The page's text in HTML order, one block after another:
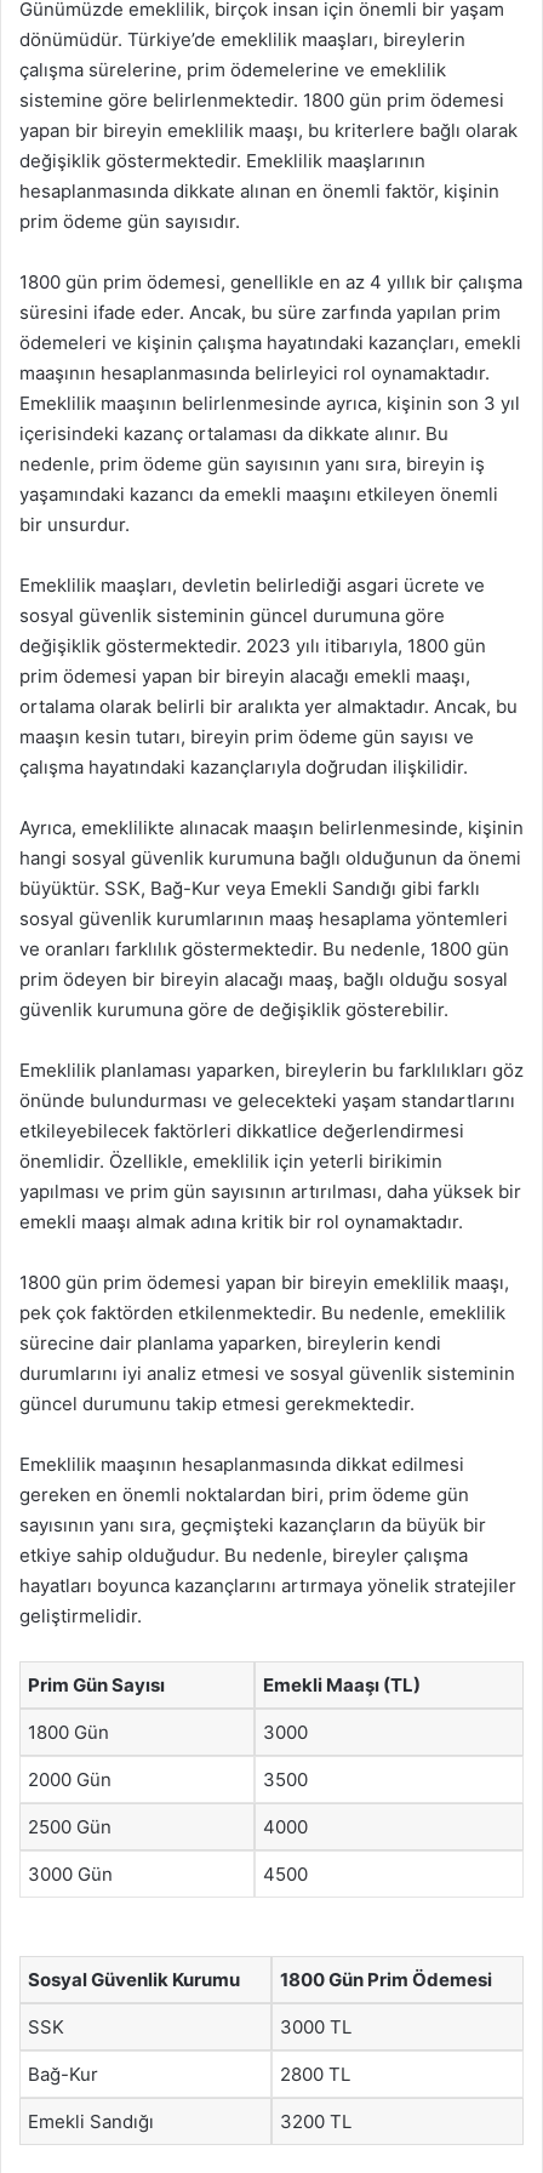
Günümüzde emeklilik, birçok insan için önemli bir yaşam
dönümüdür. Türkiye’de emeklilik maaşları, bireylerin
çalışma sürelerine, prim ödemelerine ve emeklilik
sistemine göre belirlenmektedir. 1800 gün prim ödemesi
yapan bir bireyin emeklilik maaşı, bu kriterlere bağlı olarak
değişiklik göstermektedir. Emeklilik maaşlarının
hesaplanmasında dikkate alınan en önemli faktör, kişinin
prim ödeme gün sayısıdır.
1800 gün prim ödemesi, genellikle en az 4 yıllık bir çalışma
süresini ifade eder. Ancak, bu süre zarfında yapılan prim
ödemeleri ve kişinin çalışma hayatındaki kazançları, emekli
maaşının hesaplanmasında belirleyici rol oynamaktadır.
Emeklilik maaşının belirlenmesinde ayrıca, kişinin son 3 yıl
içerisindeki kazanç ortalaması da dikkate alınır. Bu
nedenle, prim ödeme gün sayısının yanı sıra, bireyin iş
yaşamındaki kazancı da emekli maaşını etkileyen önemli
bir unsurdur.
Emeklilik maaşları, devletin belirlediği asgari ücrete ve
sosyal güvenlik sisteminin güncel durumuna göre
değişiklik göstermektedir. 2023 yılı itibarıyla, 1800 gün
prim ödemesi yapan bir bireyin alacağı emekli maaşı,
ortalama olarak belirli bir aralıkta yer almaktadır. Ancak, bu
maaşın kesin tutarı, bireyin prim ödeme gün sayısı ve
çalışma hayatındaki kazançlarıyla doğrudan ilişkilidir.
Ayrıca, emeklilikte alınacak maaşın belirlenmesinde, kişinin
hangi sosyal güvenlik kurumuna bağlı olduğunun da önemi
büyüktür. SSK, Bağ-Kur veya Emekli Sandığı gibi farklı
sosyal güvenlik kurumlarının maaş hesaplama yöntemleri
ve oranları farklılık göstermektedir. Bu nedenle, 1800 gün
prim ödeyen bir bireyin alacağı maaş, bağlı olduğu sosyal
güvenlik kurumuna göre de değişiklik gösterebilir.
Emeklilik planlaması yaparken, bireylerin bu farklılıkları göz
önünde bulundurması ve gelecekteki yaşam standartlarını
etkileyebilecek faktörleri dikkatlice değerlendirmesi
önemlidir. Özellikle, emeklilik için yeterli birikimin
yapılması ve prim gün sayısının artırılması, daha yüksek bir
emekli maaşı almak adına kritik bir rol oynamaktadır.
1800 gün prim ödemesi yapan bir bireyin emeklilik maaşı,
pek çok faktörden etkilenmektedir. Bu nedenle, emeklilik
sürecine dair planlama yaparken, bireylerin kendi
durumlarını iyi analiz etmesi ve sosyal güvenlik sisteminin
güncel durumunu takip etmesi gerekmektedir.
Emeklilik maaşının hesaplanmasında dikkat edilmesi
gereken en önemli noktalardan biri, prim ödeme gün
sayısının yanı sıra, geçmişteki kazançların da büyük bir
etkiye sahip olduğudur. Bu nedenle, bireyler çalışma
hayatları boyunca kazançlarını artırmaya yönelik stratejiler
geliştirmelidir.
Prim Gün Sayısı Emekli Maaşı (TL)
1800 Gün 3000
2000 Gün 3500
2500 Gün 4000
3000 Gün 4500
Sosyal Güvenlik Kurumu 1800 Gün Prim Ödemesi
SSK 3000 TL
Bağ-Kur 2800 TL
Emekli Sandığı 3200 TL